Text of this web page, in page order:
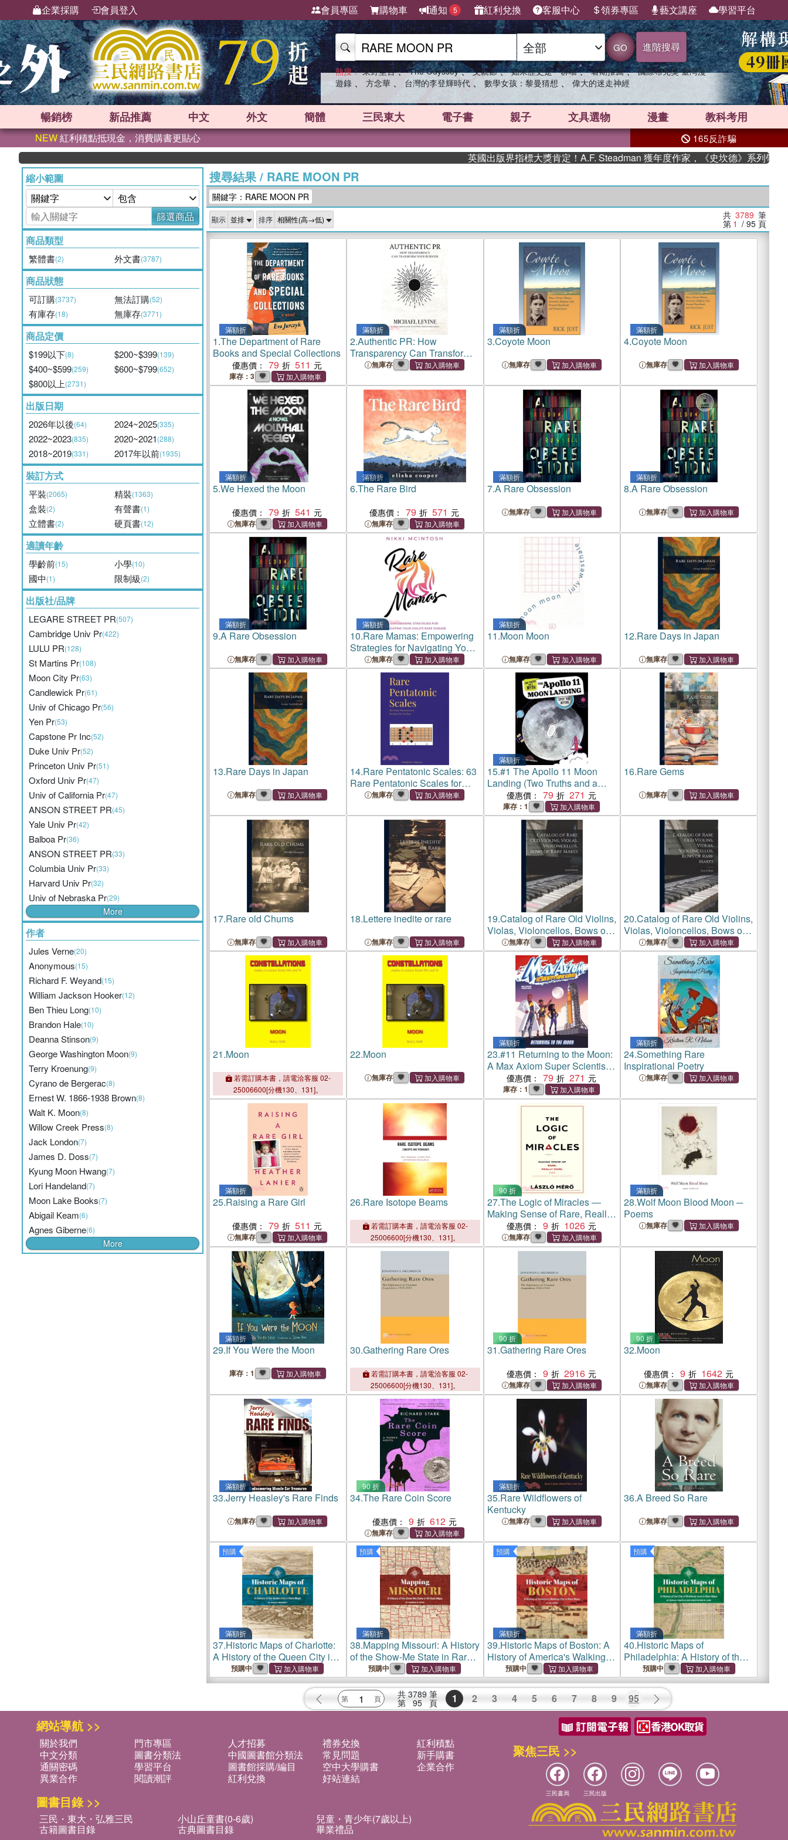
企業採購 會員登入 會員專區 購物車 通知 5 紅利兌換 客服中心 領券專區 藝文講座 學習平台
GO 進階搜尋
熱搜： 東野圭吾 、 The Odyssey 、 父親節 、 如果歷史是一群喵 、 暑期推薦 、 國際布克獎 臺灣漫
遊錄 、 方念華 、 台灣的李登輝時代 、 數學女孩：黎曼猜想 、 偉大的迷走神經
暢銷榜 新品推薦 中文 外文 簡體 三民東大 電子書 親子 文具選物 漫畫 教科考用
NEW紅利積點抵現金，消費購書更貼心 165反詐騙
英國出版界指標大獎肯定！A.F. Steadman 獲年度作家，《史坎德》系列帶你踏上熱血
縮小範圍
篩選商品
商品類型
繁體書(2) 外文書(3787)
商品狀態
可訂購(3737) 無法訂購(52)
有庫存(18) 無庫存(3771)
商品定價
$199以下(8) $200~$399(139)
$400~$599(259) $600~$799(652)
$800以上(2731)
出版日期
2026年以後(64) 2024~2025(335)
2022~2023(835) 2020~2021(288)
2018~2019(331) 2017年以前(1935)
裝訂方式
平裝(2065) 精裝(1363)
盒裝(2) 有聲書(1)
立體書(2) 硬頁書(12)
適讀年齡
學齡前(15) 小學(10)
國中(1) 限制級(2)
出版社/品牌
LEGARE STREET PR(507)
Cambridge Univ Pr(422)
LULU PR(128)
St Martins Pr(108)
Moon City Pr(63)
Candlewick Pr(61)
Univ of Chicago Pr(56)
Yen Pr(53)
Capstone Pr Inc(52)
Duke Univ Pr(52)
Princeton Univ Pr(51)
Oxford Univ Pr(47)
Univ of California Pr(47)
ANSON STREET PR(45)
Yale Univ Pr(42)
Balboa Pr(36)
ANSON STREET PR(33)
Columbia Univ Pr(33)
Harvard Univ Pr(32)
Univ of Nebraska Pr(29)
More
作者
Jules Verne(20)
Anonymous(15)
Richard F. Weyand(15)
William Jackson Hooker(12)
Ben Thieu Long(10)
Brandon Hale(10)
Deanna Stinson(9)
George Washington Moon(9)
Terry Kroenung(9)
Cyrano de Bergerac(8)
Ernest W. 1866-1938 Brown(8)
Walt K. Moon(8)
Willow Creek Press(8)
Jack London(7)
James D. Doss(7)
Kyung Moon Hwang(7)
Lori Handeland(7)
Moon Lake Books(7)
Abigail Keam(6)
Agnes Giberne(6)
More
搜尋結果/ RARE MOON PR
關鍵字：RARE MOON PR
顯示 排序 共 3789 筆
第 1 / 95 頁
滿額折
1.The Department of Rare
Books and Special Collections
優惠價： 79 511
庫存：3
滿額折
2.Authentic PR: How
Transparency Can Transform
Your Business
無庫存
滿額折
3.Coyote Moon
無庫存
滿額折
4.Coyote Moon
無庫存
滿額折
5.We Hexed the Moon
優惠價： 79 541
無庫存
滿額折
6.The Rare Bird
優惠價： 79 571
無庫存
滿額折
7.A Rare Obsession
無庫存
滿額折
8.A Rare Obsession
無庫存
滿額折
9.A Rare Obsession
無庫存
滿額折
10.Rare Mamas: Empowering
Strategies for Navigating Your
Child's Rare Disease
無庫存
滿額折
11.Moon Moon
無庫存
12.Rare Days in Japan
無庫存
13.Rare Days in Japan
無庫存
14.Rare Pentatonic Scales: 63
Rare Pentatonic Scales for
Guitar無庫存
滿額折
15.#1 The Apollo 11 Moon
Landing (Two Truths and a
Myth)優惠價： 79 271
庫存：1
16.Rare Gems
無庫存
17.Rare old Chums
無庫存
18.Lettere inedite or rare
無庫存
19.Catalog of Rare Old Violins,
Violas, Violoncellos, Bows of
Rare Makes
無庫存
20.Catalog of Rare Old Violins,
Violas, Violoncellos, Bows of
Rare Makes
無庫存
21.Moon
若需訂購本書，請電洽客服 02-
25006600[分機130、131]。
22.Moon
無庫存
滿額折
23.#11 Returning to the Moon:
A Max Axiom Super Scientist
Adventure
優惠價： 79 271
庫存：1
滿額折
24.Something Rare
Inspirational Poetry
無庫存
滿額折
25.Raising a Rare Girl
優惠價： 79 511
無庫存
26.Rare Isotope Beams
若需訂購本書，請電洽客服 02-
25006600[分機130、131]。
90 折
27.The Logic of Miracles ―
Making Sense of Rare, Really
Rare, and Impossibly Rare
Events
優惠價： 9 1026
無庫存
滿額折
28.Wolf Moon Blood Moon ─
Poems
無庫存
滿額折
29.If You Were the Moon
庫存：1
30.Gathering Rare Ores
若需訂購本書，請電洽客服 02-
25006600[分機130、131]。
90 折
31.Gathering Rare Ores
優惠價： 9 2916
無庫存
90 折
32.Moon
優惠價： 9 1642
無庫存
滿額折
33.Jerry Heasley's Rare Finds
無庫存
90 折
34.The Rare Coin Score
優惠價： 9 612
無庫存
滿額折
35.Rare Wildflowers of
Kentucky
無庫存
36.A Breed So Rare
無庫存
預購
滿額折
37.Historic Maps of Charlotte:
A History of the Queen City in
Rare Maps
預購中
預購
滿額折
38.Mapping Missouri: A History
of the Show-Me State in Rare
Maps預購中
預購
滿額折
39.Historic Maps of Boston: A
History of America's Walking
City in Rare Maps
預購中
預購
滿額折
40.Historic Maps of
Philadelphia: A History of the
City of Brotherly Love in Rare
Maps
預購中
共 3789 筆
第 95 頁 1 2 3 4 5 6 7 8 9 95
網站導航 >>
關於我們 門市專區 人才招募 禮券兌換
紅利積點
中文分類
圖書分類法 中國圖書館分類法 常見問題
新手購書
通關密碼
學習平台 圖書館採購/編目 空中大學購書
企業合作
異業合作
閱讀潮評 紅利兌換 好站連結
圖書目錄 >>
三民・東大・弘雅三民 小山丘童書(0-6歲) 兒童・青少年(7歲以上)
古籍圖書目錄 古典圖書目錄 畢業禮品
聚焦三民 >>
三民書局 三民出版